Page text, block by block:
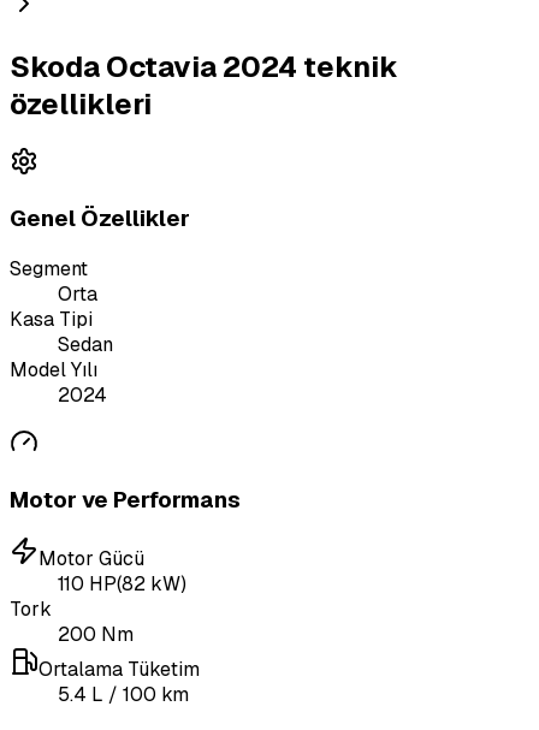
Skoda Octavia 2024 teknik
özellikleri
Genel Özellikler
Segment
Orta
Kasa Tipi
Sedan
Model Yılı
2024
Motor ve Performans
Motor Gücü
110 HP(82 kW)
Tork
200 Nm
Ortalama Tüketim
5.4 L / 100 km